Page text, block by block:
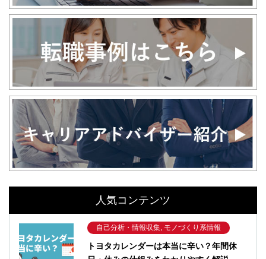
人気コンテンツ
自己分析・情報収集, モノづくり系情報
トヨタカレンダーは本当に辛い？年間休